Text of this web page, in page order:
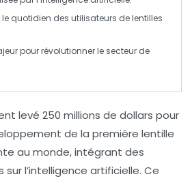
le quotidien des utilisateurs de lentilles
pour révolutionner le secteur de
levé 250 millions de dollars pour
de la première lentille
au monde, intégrant des
surl’intelligence artificielle. Ce